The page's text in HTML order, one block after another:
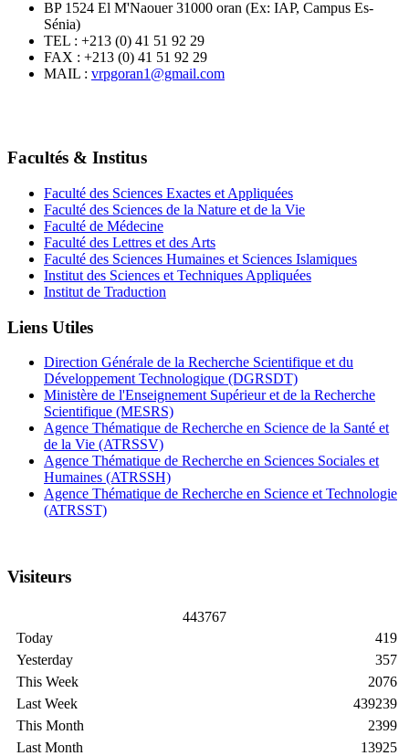
BP 1524 El M'Naouer 31000 oran (Ex: IAP, Campus Es-
Sénia)
TEL : +213 (0) 41 51 92 29
FAX : +213 (0) 41 51 92 29
MAIL : vrpgoran1@gmail.com
Facultés & Institus
Faculté des Sciences Exactes et Appliquées
Faculté des Sciences de la Nature et de la Vie
Faculté de Médecine
Faculté des Lettres et des Arts
Faculté des Sciences Humaines et Sciences Islamiques
Institut des Sciences et Techniques Appliquées
Institut de Traduction
Liens Utiles
Direction Générale de la Recherche Scientifique et du
Développement Technologique (DGRSDT)
Ministère de l'Enseignement Supérieur et de la Recherche
Scientifique (MESRS)
Agence Thématique de Recherche en Science de la Santé et
de la Vie (ATRSSV)
Agence Thématique de Recherche en Sciences Sociales et
Humaines (ATRSSH)
Agence Thématique de Recherche en Science et Technologie
(ATRSST)
Visiteurs
443767
Today
Yesterday
This Week
Last Week
This Month
Last Month
419
357
2076
439239
2399
13925